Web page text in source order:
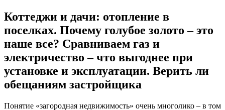
Коттеджи и дачи: отопление в
поселках. Почему голубое золото – это
наше все? Сравниваем газ и
электричество – что выгоднее при
установке и эксплуатации. Верить ли
обещаниям застройщика
Понятие «загородная недвижимость» очень многолико – в том